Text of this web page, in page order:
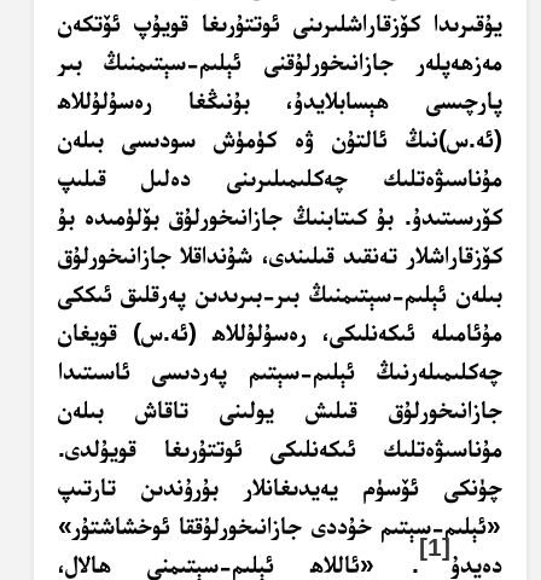
يۇقىرىدا كۆزقاراشلىرىنى ئوتتۇرىغا قويۇپ ئۆتكەن
مەزھەپلەر جازانىخورلۇقنى ئېلىم-سېتىمنىڭ بىر
پارچىسى ھېسابلايدۇ، بۇنىڭغا رەسۇلۇللاھ
(ئە.س)نىڭ ئالتۇن ۋە كۈمۈش سودىسى بىلەن
مۇناسىۋەتلىك چەكلىمىلىرىنى دەلىل قىلىپ
كۆرسىتىدۇ. بۇ كىتابنىڭ جازانىخورلۇق بۆلۈمىدە بۇ
كۆزقاراشلار تەنقىد قىلىندى، شۇنداقلا جازانىخورلۇق
بىلەن ئېلىم-سېتىمنىڭ بىر-بىرىدىن پەرقلىق ئىككى
مۇئامىلە ئىكەنلىكى، رەسۇلۇللاھ (ئە.س) قويغان
چەكلىمىلەرنىڭ ئېلىم-سېتىم پەردىسى ئاسىتىدا
جازانىخورلۇق قىلىش يولىنى تاقاش بىلەن
مۇناسىۋەتلىك ئىكەنلىكى ئوتتۇرىغا قويۇلدى.
چۈنكى ئۆسۈم يەيدىغانلار بۇرۇندىن تارتىپ
«ئېلىم-سېتىم خۇددى جازانىخورلۇققا ئوخشاشتۇر»
دەيدۇ
[1]
. «ئاللاھ ئېلىم-سېتىمنى ھالال،